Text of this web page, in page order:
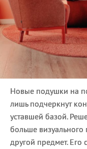
Новые подушки на
лишь подчеркнут
уставшей базой.
больше визуального
другой предмет. Его